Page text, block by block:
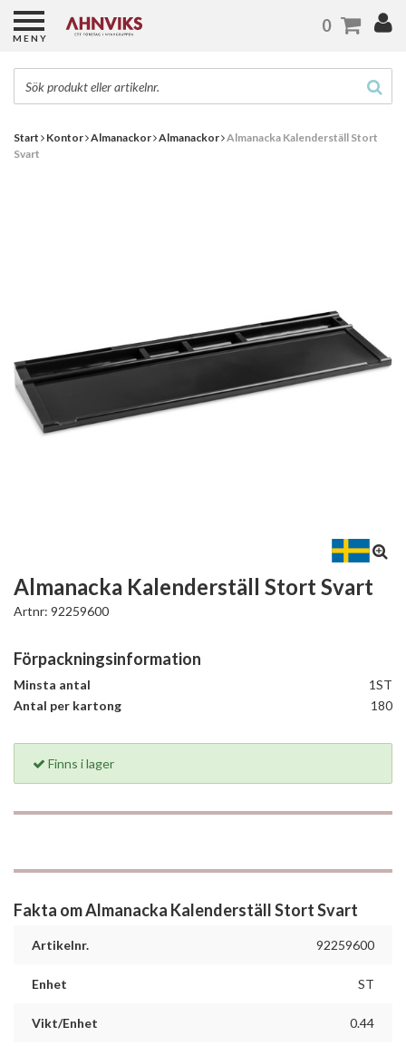
Start Kontor Almanackor Almanackor Almanacka Kalenderställ Stort
Svart
Almanacka Kalenderställ Stort Svart
Artnr: 92259600
Förpackningsinformation
Minsta antal
1ST
Antal per kartong
180
Finns i lager
Fakta om Almanacka Kalenderställ Stort Svart
Artikelnr. 92259600
Enhet ST
Vikt/Enhet 0.44
MENY
0